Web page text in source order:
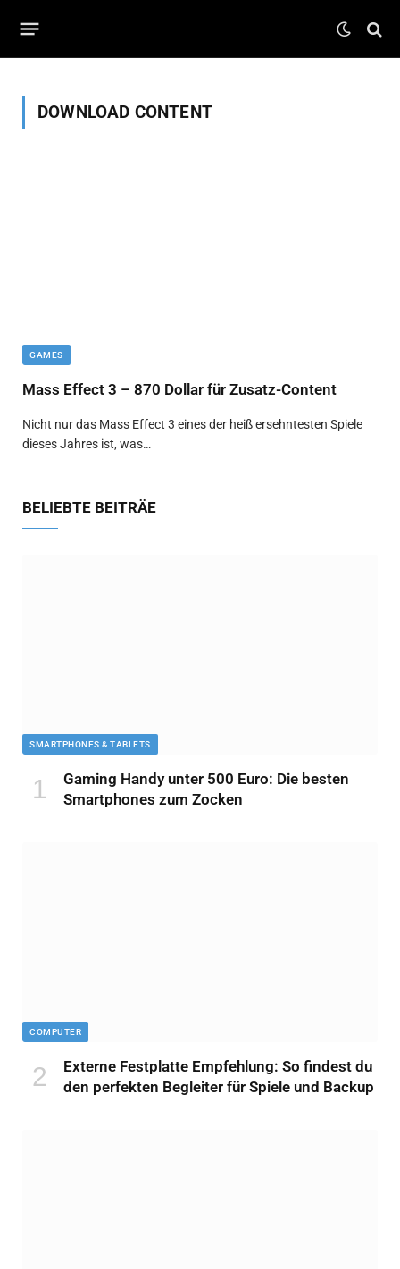
DOWNLOAD CONTENT
GAMES
Mass Effect 3 – 870 Dollar für Zusatz-Content
Nicht nur das Mass Effect 3 eines der heiß ersehntesten Spiele
dieses Jahres ist, was…
BELIEBTE BEITRÄE
SMARTPHONES & TABLETS
Gaming Handy unter 500 Euro: Die besten
Smartphones zum Zocken
COMPUTER
Externe Festplatte Empfehlung: So findest du
den perfekten Begleiter für Spiele und Backup